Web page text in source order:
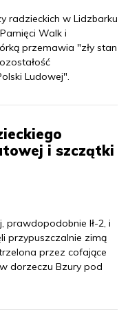
radzieckich w Lidzbarku
Walk i
przemawia "zły stan
Ludowej".
i szczątki
prawdopodobnie Ił-2, i
przypuszczalnie zimą
przez cofające
dorzeczu Bzury pod